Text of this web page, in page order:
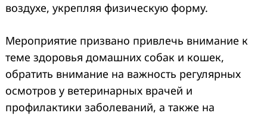
воздухе, укрепляя физическую форму.
Мероприятие призвано привлечь внимание к
теме здоровья домашних собак и кошек,
обратить внимание на важность регулярных
осмотров у ветеринарных врачей и
профилактики заболеваний, а также на